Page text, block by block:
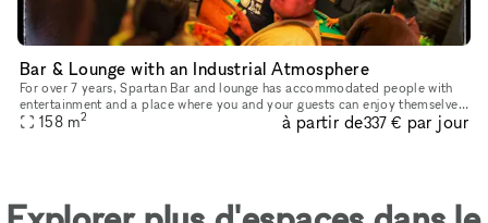
Bar & Lounge with an Industrial Atmosphere
For over 7 years, Spartan Bar and lounge has accommodated people with
entertainment and a place where you and your guests can enjoy themselves
with fun and laughs in a private venue suited to your ev
158 m2 à partir de337 € par jour